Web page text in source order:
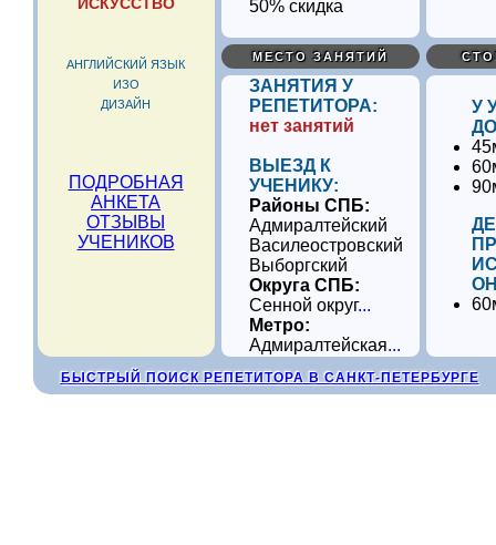
ИСКУССТВО
АНГЛИЙСКИЙ ЯЗЫК
ИЗО
ДИЗАЙН
ПОДРОБНАЯ
АНКЕТА
ОТЗЫВЫ
УЧЕНИКОВ
50% скидка
МЕСТО ЗАНЯТИЙ
ЗАНЯТИЯ У
РЕПЕТИТОРА:
нет занятий
ВЫЕЗД К
УЧЕНИКУ:
Районы СПБ:
Адмиралтейский
Василеостровский
Выборгский
Округа СПБ:
Сенной округ...
Метро:
Адмиралтейская...
У
БЫСТРЫЙ ПОИСК РЕПЕТИТОРА В САНКТ-ПЕТЕРБУРГЕ